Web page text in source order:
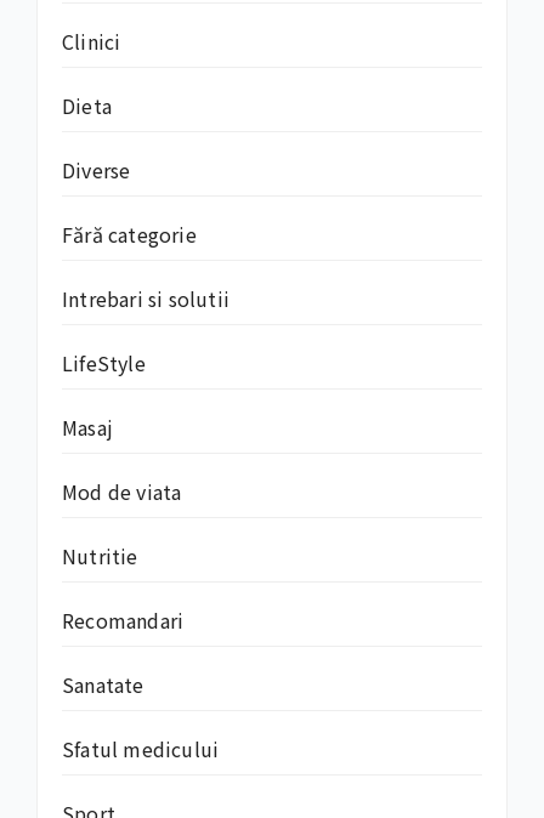
Clinici
Dieta
Diverse
Fără categorie
Intrebari si solutii
LifeStyle
Masaj
Mod de viata
Nutritie
Recomandari
Sanatate
Sfatul medicului